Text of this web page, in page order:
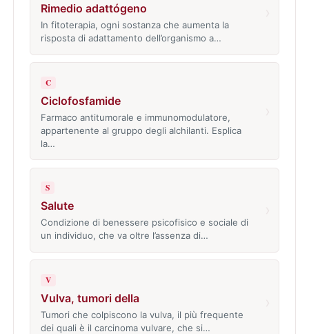
Rimedio adattógeno
In fitoterapia, ogni sostanza che aumenta la
risposta di adattamento dell’organismo a…
C
Ciclofosfamide
Farmaco antitumorale e immunomodulatore,
appartenente al gruppo degli alchilanti. Esplica
la…
S
Salute
Condizione di benessere psicofisico e sociale di
un individuo, che va oltre l’assenza di…
V
Vulva, tumori della
Tumori che colpiscono la vulva, il più frequente
dei quali è il carcinoma vulvare, che si…